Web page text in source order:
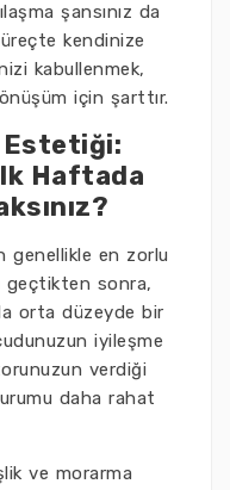
şansınız da
kendinize
kabullenmek,
için şarttır.
Estetiği:
Haftada
genellikle en zorlu
geçtikten sonra,
orta düzeyde bir
iyileşme
verdiği
daha rahat
ve morarma